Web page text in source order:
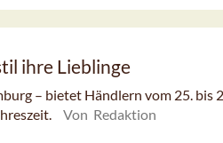
ihre Lieblinge
– bietet Händlern vom 25. bis
Von Redaktion